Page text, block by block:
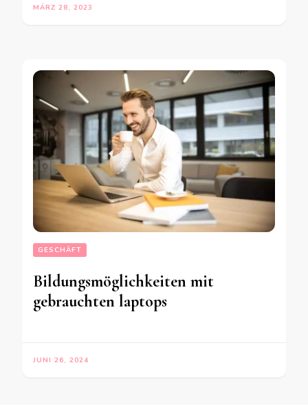
MÄRZ 28, 2023
GESCHÄFT
Bildungsmöglichkeiten mit
gebrauchten laptops
JUNI 26, 2024